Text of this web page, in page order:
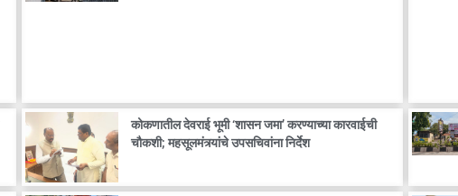
कोकणातील देवराई भूमी ‘शासन जमा’ करण्याच्या कारवाईची
चौकशी; महसूलमंत्र्यांचे उपसचिवांना निर्देश